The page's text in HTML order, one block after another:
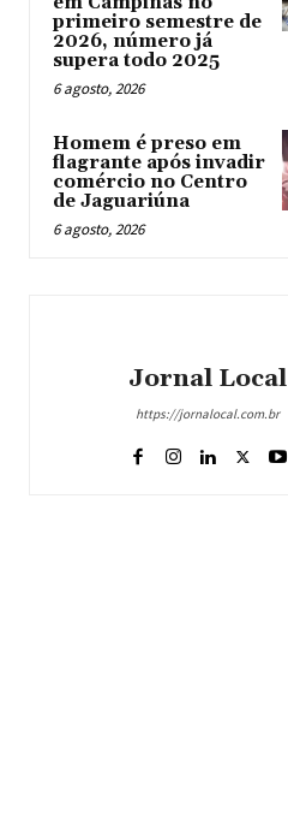
primeiro semestre de
2026, número já
supera todo 2025
6 agosto, 2026
Homem é preso em
flagrante após invadir
comércio no Centro
de Jaguariúna
6 agosto, 2026
Jornal Local
https://jornalocal.com.br